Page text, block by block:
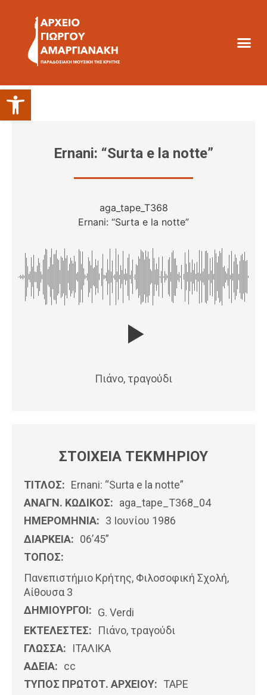
Ανοίξτε τη γραμμή εργαλείων
Ernani: “Surta e la notte”
aga_tape_T368
Ernani: “Surta e la notte”
Πιάνο, τραγούδι
ΣΤΟΙΧΕΙΑ ΤΕΚΜΗΡΙΟΥ
ΤΙΤΛΟΣ: Ernani: “Surta e la notte”
ΑΝΑΓΝ. ΚΩΔΙΚΟΣ: aga_tape_T368_04
ΗΜΕΡΟΜΗΝΊΑ: 3 Ιουνίου 1986
ΔΙΑΡΚΕΙΑ: 06’45”
ΤΟΠΟΣ:
Πανεπιστήμιο Κρήτης, Φιλοσοφική Σχολή,
Αίθουσα 3
ΔΗΜΙΟΥΡΓΟΙ: G. Verdi
ΕΚΤΕΛΕΣΤΕΣ:
Πιάνο, τραγούδι
ΓΛΩΣΣΑ:
ΙΤΑΛΙΚΆ
ΑΔΕΙΑ: cc
ΤΥΠΟΣ ΠΡΩΤΟΤ. ΑΡΧΕΙΟΥ: ΤΑΡΕ